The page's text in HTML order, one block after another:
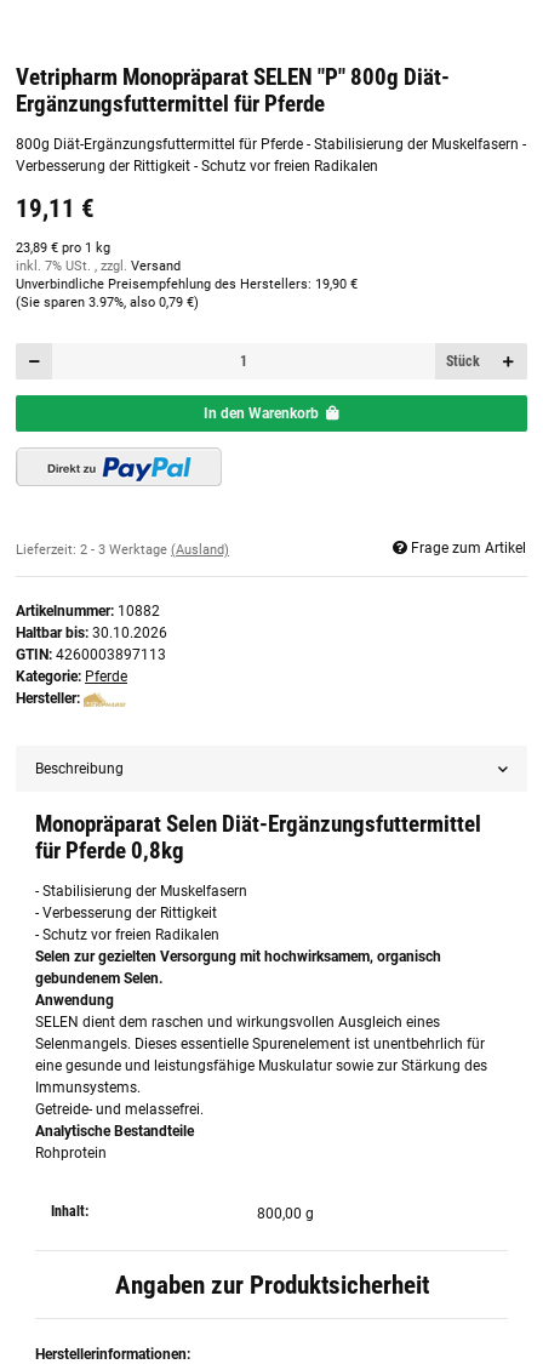
Vetripharm Monopräparat SELEN "P" 800g Diät-
Ergänzungsfuttermittel für Pferde
800g Diät-Ergänzungsfuttermittel für Pferde - Stabilisierung der Muskelfasern -
Verbesserung der Rittigkeit - Schutz vor freien Radikalen
19,11 €
23,89 € pro 1 kg
inkl. 7% USt. , zzgl. Versand
Unverbindliche Preisempfehlung des Herstellers: 19,90 €
(Sie sparen 3.97%, also 0,79 €)
Stück
In den Warenkorb
Lieferzeit: 2 - 3 Werktage (Ausland) Frage zum Artikel
Artikelnummer: 10882
Haltbar bis: 30.10.2026
GTIN: 4260003897113
Kategorie: Pferde
Hersteller:
Beschreibung
Monopräparat Selen Diät-Ergänzungsfuttermittel
für Pferde 0,8kg
- Stabilisierung der Muskelfasern
- Verbesserung der Rittigkeit
- Schutz vor freien Radikalen
Selen zur gezielten Versorgung mit hochwirksamem, organisch
gebundenem Selen.
Anwendung
SELEN dient dem raschen und wirkungsvollen Ausgleich eines
Selenmangels. Dieses essentielle Spurenelement ist unentbehrlich für
eine gesunde und leistungsfähige Muskulatur sowie zur Stärkung des
Immunsystems.
Getreide- und melassefrei.
Analytische Bestandteile
Rohprotein
Inhalt: 800,00 g
Angaben zur Produktsicherheit
Herstellerinformationen: